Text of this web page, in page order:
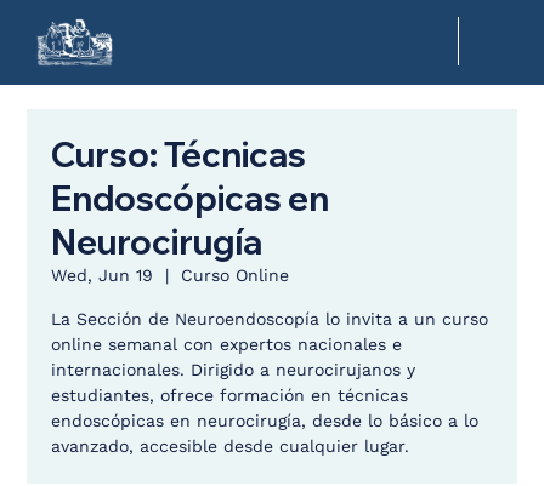
Curso: Técnicas
Endoscópicas en
Neurocirugía
Wed, Jun 19
  |
Curso Online
La Sección de Neuroendoscopía lo invita a un curso
online semanal con expertos nacionales e
internacionales. Dirigido a neurocirujanos y
estudiantes, ofrece formación en técnicas
endoscópicas en neurocirugía, desde lo básico a lo
avanzado, accesible desde cualquier lugar.